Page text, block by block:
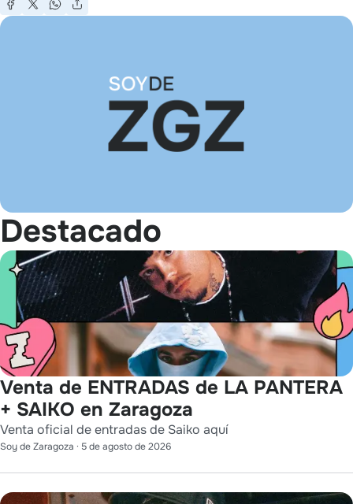
Destacado
Venta de ENTRADAS de LA PANTERA
+ SAIKO en Zaragoza
Venta oficial de entradas de Saiko aquí
Soy de Zaragoza · 5 de agosto de 2026